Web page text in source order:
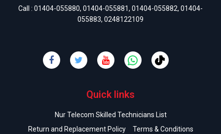
Call : 01404-055880, 01404-055881, 01404-055882, 01404-
055883, 0248122109
Quick links
Nur Telecom Skilled Technicians List
Return and Replacement Policy
Terms & Conditions